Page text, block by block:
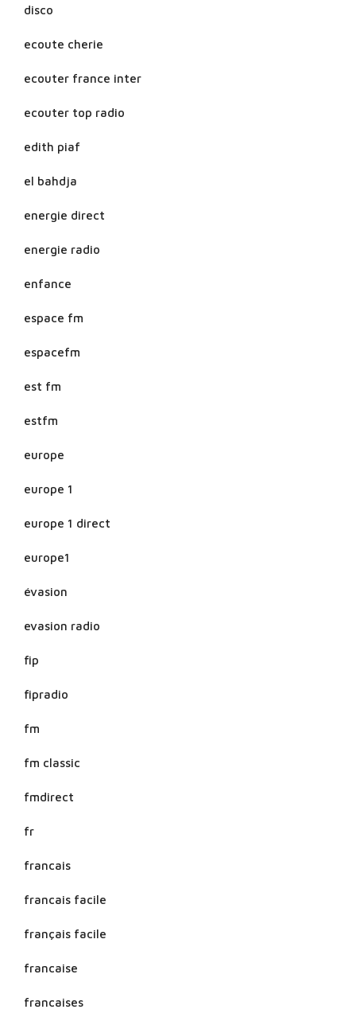
disco
ecoute cherie
ecouter france inter
ecouter top radio
edith piaf
el bahdja
energie direct
energie radio
enfance
espace fm
espacefm
est fm
estfm
europe
europe 1
europe 1 direct
europe1
évasion
evasion radio
fip
fipradio
fm
fm classic
fmdirect
fr
francais
francais facile
français facile
francaise
francaises